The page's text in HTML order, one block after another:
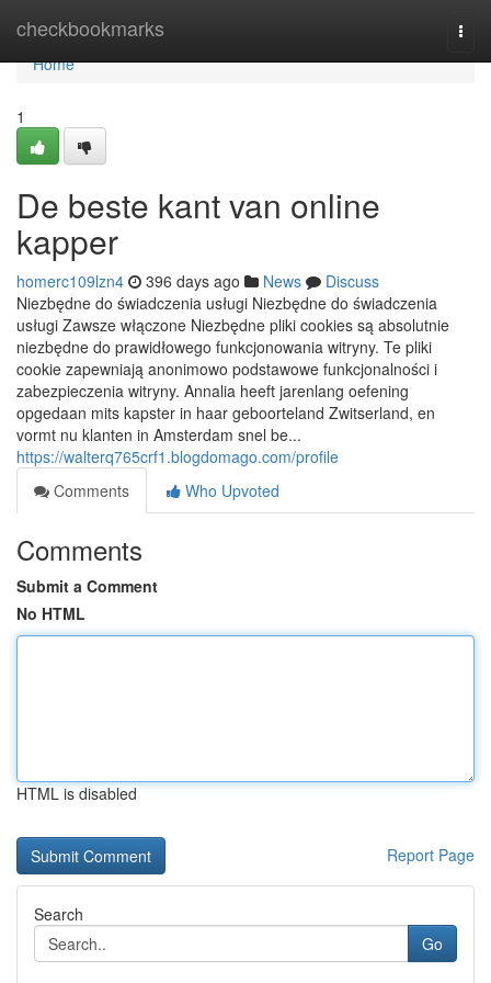
checkbookmarks
Home
Home
1
De beste kant van online
kapper
homerc109lzn4 396 days ago News
Discuss
Niezbędne do świadczenia usługi Niezbędne do świadczenia
usługi Zawsze włączone Niezbędne pliki cookies są absolutnie
niezbędne do prawidłowego funkcjonowania witryny. Te pliki
cookie zapewniają anonimowo podstawowe funkcjonalności i
zabezpieczenia witryny. Annalia heeft jarenlang oefening
opgedaan mits kapster in haar geboorteland Zwitserland, en
vormt nu klanten in Amsterdam snel be...
https://walterq765crf1.blogdomago.com/profile
Comments
Who Upvoted
Comments
Submit a Comment
No HTML
HTML is disabled
Report Page
Search
Go